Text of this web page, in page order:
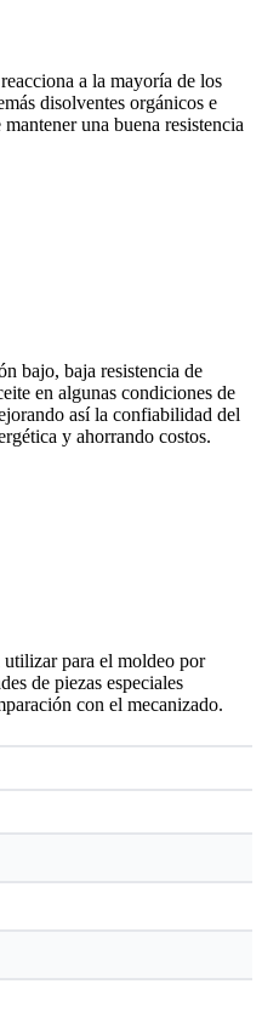
a la mayoría de los
disolventes orgánicos e
una buena resistencia
bajo, baja resistencia de
en algunas condiciones de
así la confiabilidad del
y ahorrando costos.
para el moldeo por
de piezas especiales
con el mecanizado.